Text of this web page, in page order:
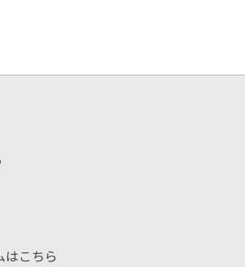
はこちら